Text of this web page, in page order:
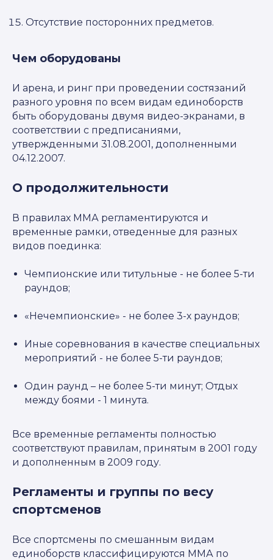
Отсутствие посторонних предметов.
Чем оборудованы
И арена, и ринг при проведении состязаний
разного уровня по всем видам единоборств
быть оборудованы двумя видео-экранами, в
соответствии с предписаниями,
утвержденными 31.08.2001, дополненными
04.12.2007.
О продолжительности
В правилах ММА регламентируются и
временные рамки, отведенные для разных
видов поединка:
Чемпионские или титульные - не более 5-ти
раундов;
«Нечемпионские» - не более 3-х раундов;
Иные соревнования в качестве специальных
мероприятий - не более 5-ти раундов;
Один раунд – не более 5-ти минут; Отдых
между боями - 1 минута.
Все временные регламенты полностью
соответствуют правилам, принятым в 2001 году
и дополненным в 2009 году.
Регламенты и группы по весу
спортсменов
Все спортсмены по смешанным видам
единоборств классифицируются ММА по